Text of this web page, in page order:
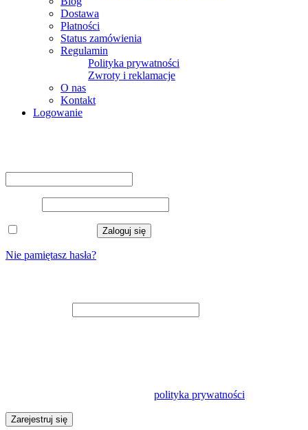
Dostawa
Płatności
Status zamówienia
Regulamin
Polityka prywatności
Zwroty i reklamacje
O nas
Kontakt
Logowanie
Zaloguj się
Nie pamiętasz hasła?
polityka prywatności
Zarejestruj się